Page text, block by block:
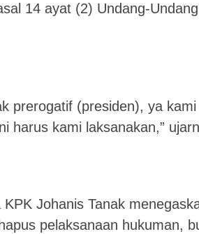
14 ayat (2) Undang-
prerogatif (presiden), ya
harus kami laksanakan,”
Johanis Tanak
pelaksanaan hukuman,